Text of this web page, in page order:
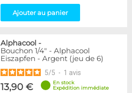
24
61
120
Ajouter au panier
Alphacool -
Bouchon 1/4" - Alphacool
Eiszapfen - Argent (jeu de 6)
5/5 - 1 avis
13,90 €
En stock
Expédition immédiate